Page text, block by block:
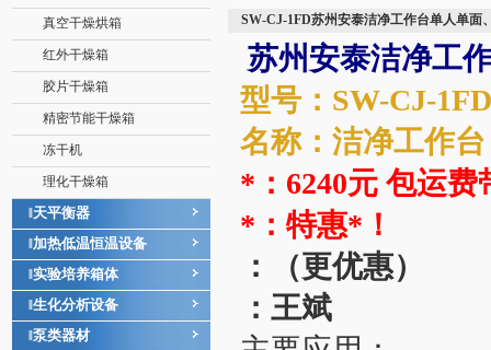
真空干燥烘箱
红外干燥箱
胶片干燥箱
精密节能干燥箱
冻干机
理化干燥箱
天平衡器
加热低温恒温设备
实验培养箱体
生化分析设备
泵类器材
SW-CJ-1FD苏州安泰洁净工作台单人单面
苏州安泰洁净工
型号：SW-CJ-
名称：洁净工作台
*：6240元 包运费
*：特惠*！
：（更优惠）
：王斌